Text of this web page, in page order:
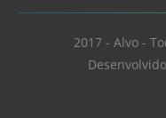
2017 - Alvo -